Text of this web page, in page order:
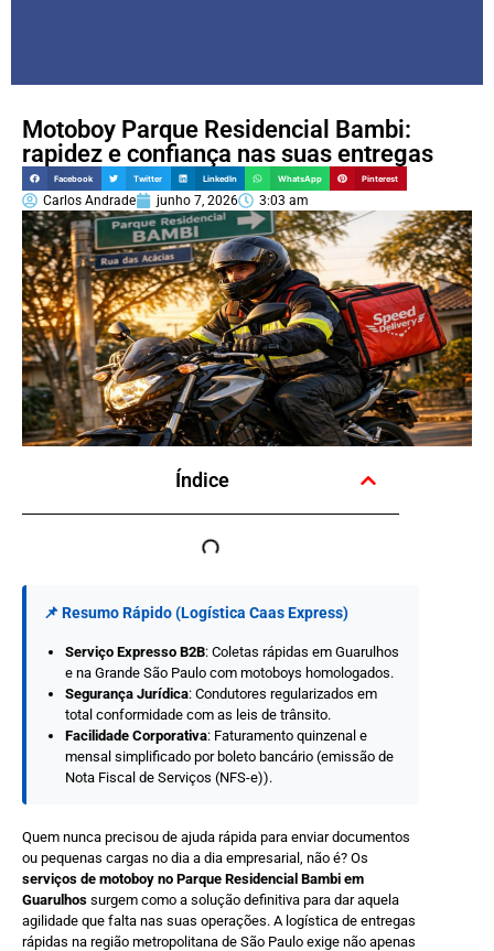
Motoboy Parque Residencial Bambi:
rapidez e confiança nas suas entregas
Facebook Twitter LinkedIn WhatsApp Pinterest
Carlos Andrade junho 7, 2026 3:03 am
Índice
📌 Resumo Rápido (Logística Caas Express)
Serviço Expresso B2B: Coletas rápidas em Guarulhos
e na Grande São Paulo com motoboys homologados.
Segurança Jurídica: Condutores regularizados em
total conformidade com as leis de trânsito.
Facilidade Corporativa: Faturamento quinzenal e
mensal simplificado por boleto bancário (emissão de
Nota Fiscal de Serviços (NFS-e)).
Quem nunca precisou de ajuda rápida para enviar documentos
ou pequenas cargas no dia a dia empresarial, não é? Os
serviços de motoboy no Parque Residencial Bambi em
Guarulhos surgem como a solução definitiva para dar aquela
agilidade que falta nas suas operações. A logística de entregas
rápidas na região metropolitana de São Paulo exige não apenas